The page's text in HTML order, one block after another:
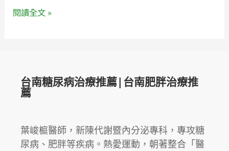
你
閱讀全文 »
台南糖尿病治療推薦|台南肥胖治療推
薦
葉峻榳醫師，新陳代謝暨內分泌專科，專攻糖
尿病、肥胖等疾病。熱愛運動，朝著整合「醫